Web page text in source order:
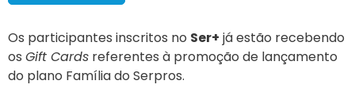
Os participantes inscritos no Ser+ já estão recebendo
os Gift Cards referentes à promoção de lançamento
do plano Família do Serpros.